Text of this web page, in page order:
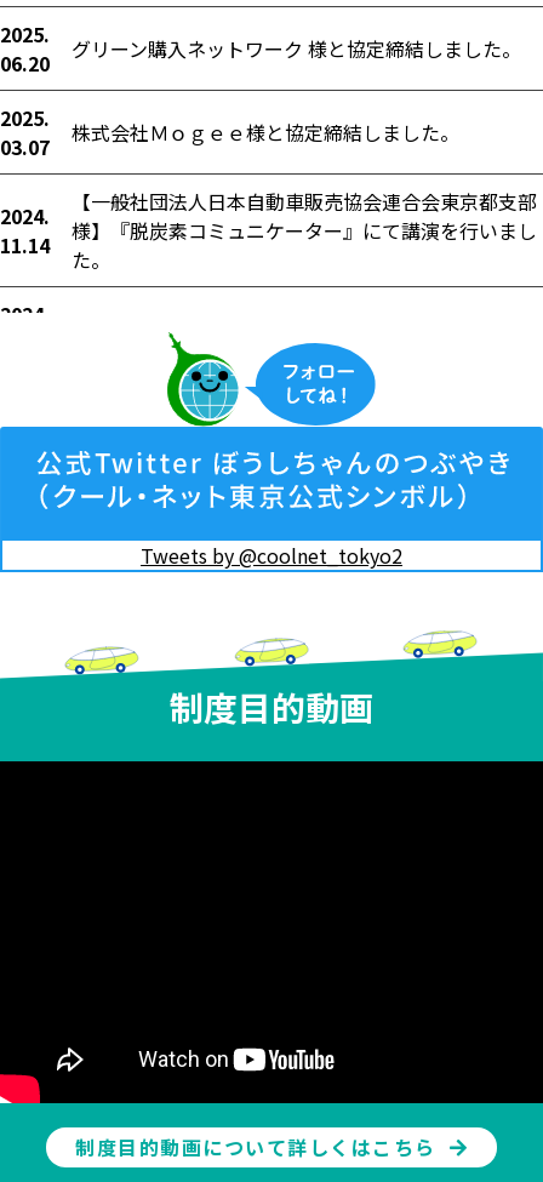
2025.
06.20
グリーン購入ネットワーク 様と協定締結しました。
2025.
03.07
株式会社Ｍｏｇｅｅ様と協定締結しました。
2024.
11.14
【一般社団法人日本自動車販売協会連合会東京都支部
様】『脱炭素コミュニケーター』にて講演を行いまし
た。
2024.
ニチコン株式会社様と協定締結しました。
10.08
住友三井オートサービス株式会社様と協定締結しまし
た。
2024.
01.19
パナソニック株式会社エレクトリックワークス社様と
協定締結しました。
2023.
株式会社全国賃貸住宅新聞社様と協定締結しました。
11.14
東京電力パワーグリッド株式会社東京総支社様と協定
締結しました。
11.09
東日本三菱自動車販売株式会社様と協定締結しまし
た。
2023.
01.04
【三宅島スポーツ振興会様】「WERIDE三宅島エンデ
ューロレース」にてブース出展いたしました。
2022.
【小金井市様】「こがねい環境フォーラム2022」にて
Tweets by @coolnet_tokyo2
制度目的動画
制度目的動画について詳しくはこちら